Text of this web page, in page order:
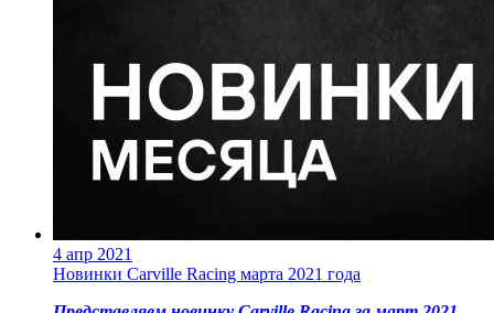
4 апр 2021
Новинки Carville Racing марта 2021 года